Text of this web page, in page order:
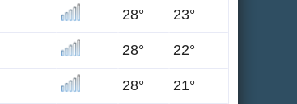
28° 23°
28° 22°
28° 21°